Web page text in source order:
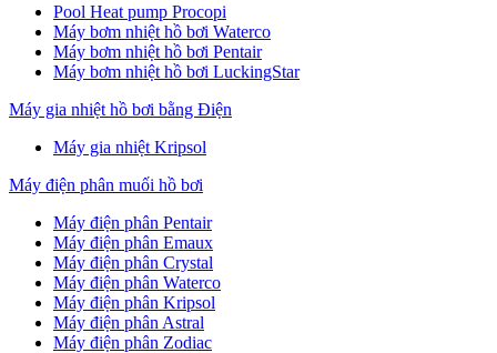
Pool Heat pump Procopi
Máy bơm nhiệt hồ bơi Waterco
Máy bơm nhiệt hồ bơi Pentair
Máy bơm nhiệt hồ bơi LuckingStar
Máy gia nhiệt hồ bơi bằng Điện
Máy gia nhiệt Kripsol
Máy điện phân muối hồ bơi
Máy điện phân Pentair
Máy điện phân Emaux
Máy điện phân Crystal
Máy điện phân Waterco
Máy điện phân Kripsol
Máy điện phân Astral
Máy điện phân Zodiac